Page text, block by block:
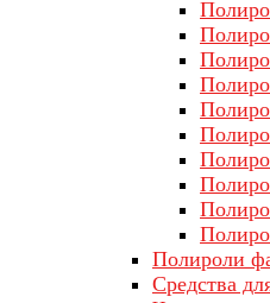
Полироли
Средства